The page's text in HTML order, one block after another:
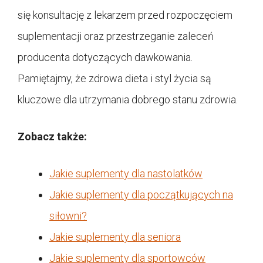
się konsultację z lekarzem przed rozpoczęciem
suplementacji oraz przestrzeganie zaleceń
producenta dotyczących dawkowania.
Pamiętajmy, że zdrowa dieta i styl życia są
kluczowe dla utrzymania dobrego stanu zdrowia.
Zobacz także:
Jakie suplementy dla nastolatków
Jakie suplementy dla początkujących na
siłowni?
Jakie suplementy dla seniora
Jakie suplementy dla sportowców